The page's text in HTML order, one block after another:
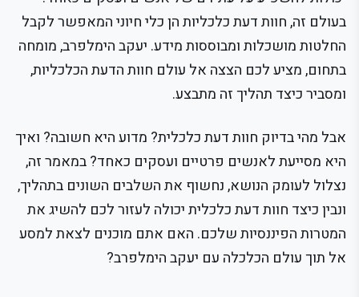
בעולם זה, חוות דעת כלכליות הן כלי חיוני המאפשר לקבל
החלטות מושכלות ומבוססות מידע. יעקב הימלפרב, מומחה
בתחום, מציע לכם הצצה אל עולם חוות הדעת הכלכליות,
ומסביר כיצד תהליך זה מתבצע.
אבל מהי בדיוק חוות דעת כלכלית? מדוע היא חשובה? ואיך
היא מסייעת לאנשים פרטיים ועסקים כאחד? במאמר זה,
נצלול לעומק הנושא, נחשוף את השלבים השונים בתהליך,
ונבין כיצד חוות דעת כלכלית יכולה לעזור לכם להשיג את
המטרות הפיננסיות שלכם. האם אתם מוכנים לצאת למסע
אל תוך עולם הכלכלה עם יעקב הימלפרב?